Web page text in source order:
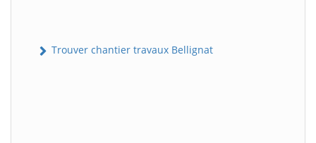
Trouver chantier travaux Bellignat